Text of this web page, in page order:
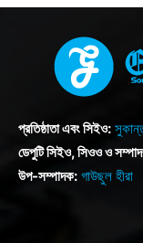
প্রতিষ্ঠাতা এবং সিইও:
ডেপুটি সিইও, সিওও ও
উপ-সম্পাদক: গাউছুল হীরা